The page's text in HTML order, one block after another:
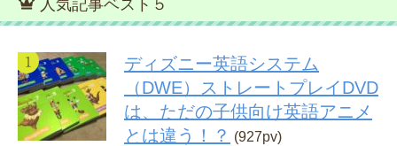
人気記事ベスト５
ディズニー英語システム
（DWE）ストレートプレイDVD
は、ただの子供向け英語アニメ
とは違う！？ (927pv)